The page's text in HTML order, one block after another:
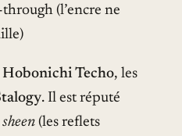
(l’encre ne
Hobonichi Techo, les
. Il est réputé
sheen (les reflets